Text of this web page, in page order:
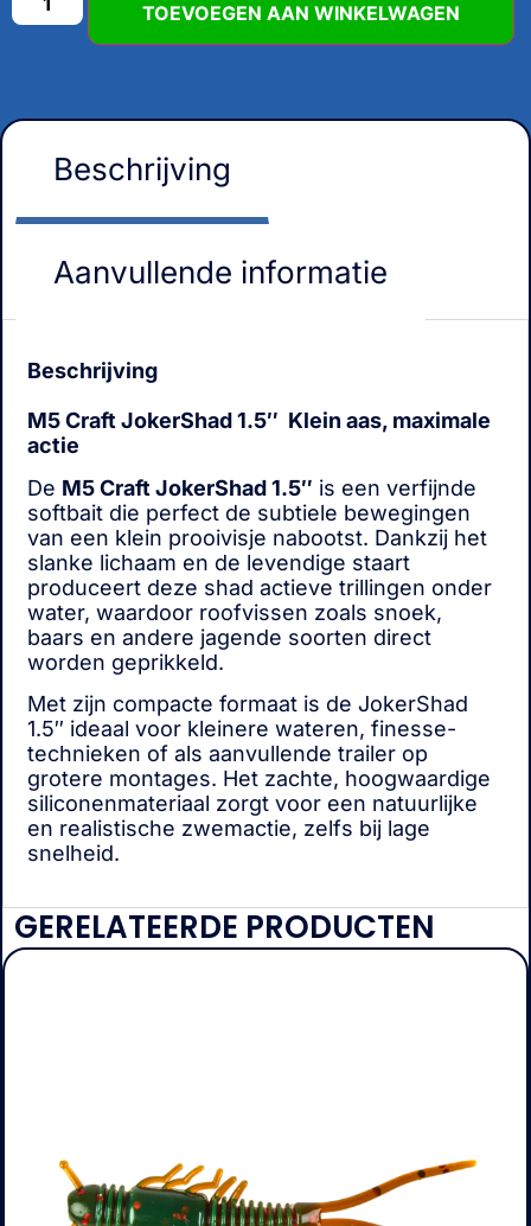
TOEVOEGEN AAN WINKELWAGEN
Beschrijving
Aanvullende informatie
Beschrijving
M5 Craft JokerShad 1.5″ Klein aas, maximale
actie
De M5 Craft JokerShad 1.5″ is een verfijnde
softbait die perfect de subtiele bewegingen
van een klein prooivisje nabootst. Dankzij het
slanke lichaam en de levendige staart
produceert deze shad actieve trillingen onder
water, waardoor roofvissen zoals snoek,
baars en andere jagende soorten direct
worden geprikkeld.
Met zijn compacte formaat is de JokerShad
1.5″ ideaal voor kleinere wateren, finesse-
technieken of als aanvullende trailer op
grotere montages. Het zachte, hoogwaardige
siliconenmateriaal zorgt voor een natuurlijke
en realistische zwemactie, zelfs bij lage
snelheid.
GERELATEERDE PRODUCTEN